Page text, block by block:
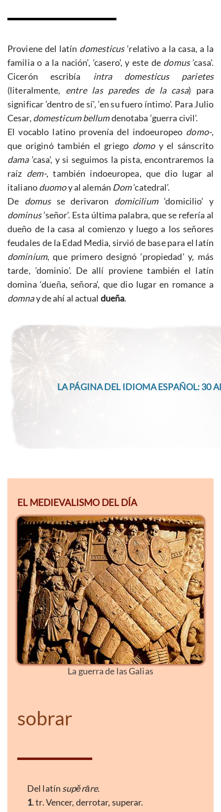
Proviene del latín domesticus’relativo a la casa, a la
familia o a la nación’, ’casero’, y este de domus’casa’.
Cicerón escribía intra domesticus parietes
(literalmente, entre las paredes de la casa) para
significar ’dentro de sí’, ’en su fuero íntimo’. Para Julio
Cesar, domesticum bellumdenotaba ’guerra civil’.
El vocablo latino provenía del indoeuropeo domo-,
que originó también el griego domoy el sánscrito
dama’casa’, y si seguimos la pista, encontraremos la
raíz dem-, también indoeuropea, que dio lugar al
italianoduomoy al alemán Dom’catedral’.
De domusse derivaron domicilium’domicilio’ y
dominus’señor’. Esta última palabra, que se refería al
dueño de la casa al comienzo y luego a los señores
feudales de la Edad Media, sirvió de base para el latín
dominium, que primero designó ’propiedad’ y, más
tarde, ’dominio’. De allí proviene también el latín
domina ‘dueña, señora‘, que dio lugar en romance a
domnay de ahí al actual dueña.
LA PÁGINA DEL IDIOMA ESPAÑOL: 30
EL MEDIEVALISMO DEL DÍA
La guerra de las Galias
sobrar
Del latín supĕrāre.
1. tr. Vencer, derrotar, superar.